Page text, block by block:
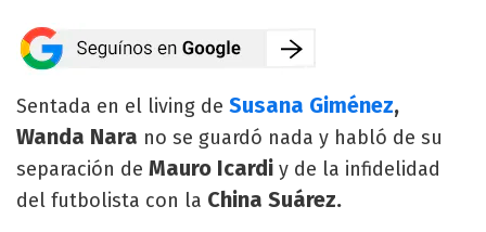
Sentada en el living de Susana Giménez,
Wanda Nara no se guardó nada y habló de su
separación de Mauro Icardi y de la infidelidad
del futbolista con la China Suárez.